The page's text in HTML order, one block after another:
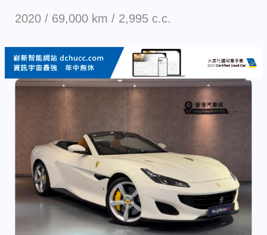
2020 / 69,000 km / 2,995 c.c.